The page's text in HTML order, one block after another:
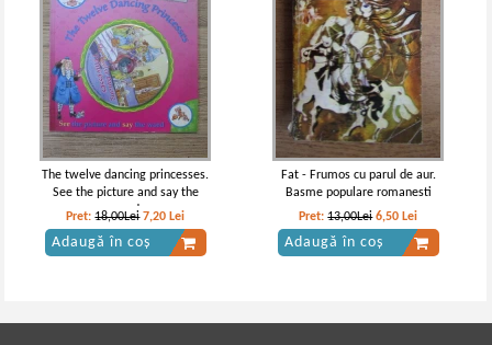
The twelve dancing princesses.
See the picture and say the
word
Pret:18,00Lei 7,20 Lei
Adaugă în coș
Fat - Frumos cu parul de aur.
Basme populare romanesti
Pret:13,00Lei 6,50 Lei
Adaugă în coș